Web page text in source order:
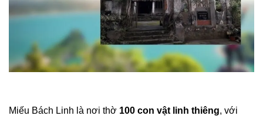
Miếu Bách Linh là nơi thờ 100 con vật linh thiêng, với